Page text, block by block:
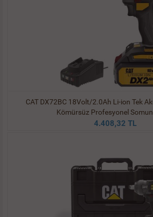
CAT DX72BC 18Volt/2.0Ah Li-ion Tek
Kömürsüz Profesyonel Somun
4.408,32 TL